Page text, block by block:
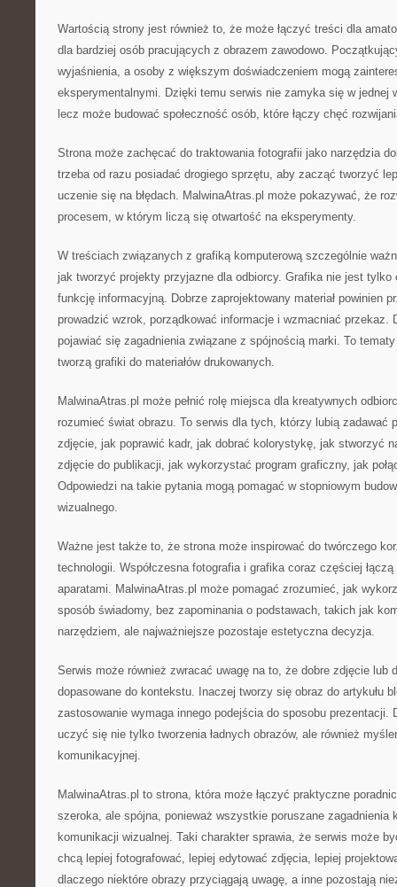
Wartością strony jest również to, że może łączyć treści dla
dla bardziej osób pracujących z obrazem zawodowo.
wyjaśnienia, a osoby z większym doświadczeniem mogą
eksperymentalnymi. Dzięki temu serwis nie zamyka się w jednej
lecz może budować społeczność osób, które łączy chęć
Strona może zachęcać do traktowania fotografii jako narzędzia
trzeba od razu posiadać drogiego sprzętu, aby zacząć tworzyć
uczenie się na błędach. MalwinaAtras.pl może pokazywać, że
procesem, w którym liczą się otwartość na eksperymenty.
W treściach związanych z grafiką komputerową szczególnie
jak tworzyć projekty przyjazne dla odbiorcy. Grafika nie jest tylko
funkcję informacyjną. Dobrze zaprojektowany materiał powinien
prowadzić wzrok, porządkować informacje i wzmacniać przekaz.
pojawiać się zagadnienia związane z spójnością marki. To
tworzą grafiki do materiałów drukowanych.
MalwinaAtras.pl może pełnić rolę miejsca dla kreatywnych
rozumieć świat obrazu. To serwis dla tych, którzy lubią zadawać
zdjęcie, jak poprawić kadr, jak dobrać kolorystykę, jak stworzyć
zdjęcie do publikacji, jak wykorzystać program graficzny, jak
Odpowiedzi na takie pytania mogą pomagać w stopniowym
wizualnego.
Ważne jest także to, że strona może inspirować do twórczego
technologii. Współczesna fotografia i grafika coraz częściej
aparatami. MalwinaAtras.pl może pomagać zrozumieć, jak
sposób świadomy, bez zapominania o podstawach, takich jak
narzędziem, ale najważniejsze pozostaje estetyczna decyzja.
Serwis może również zwracać uwagę na to, że dobre zdjęcie lub
dopasowane do kontekstu. Inaczej tworzy się obraz do artykułu
zastosowanie wymaga innego podejścia do sposobu prezentacji.
uczyć się nie tylko tworzenia ładnych obrazów, ale również
komunikacyjnej.
MalwinaAtras.pl to strona, która może łączyć praktyczne
szeroka, ale spójna, ponieważ wszystkie poruszane zagadnienia
komunikacji wizualnej. Taki charakter sprawia, że serwis może
chcą lepiej fotografować, lepiej edytować zdjęcia, lepiej
dlaczego niektóre obrazy przyciągają uwagę, a inne pozostają